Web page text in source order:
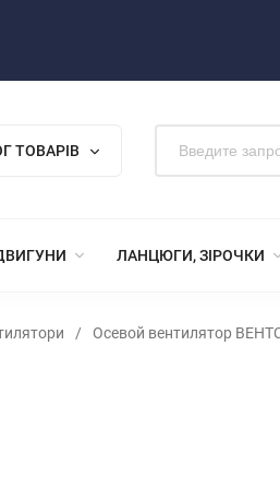
ТОВАРІВ
ЛАНЦЮГИ, ЗІРОЧКИ
/ Осевой вентилятор